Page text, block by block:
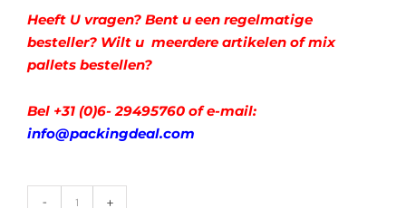
Heeft U vragen? Bent u een regelmatige
besteller? Wilt u meerdere artikelen of mix
pallets bestellen?
Bel +31 (0)6- 29495760 of e-mail:
info@packingdeal.com